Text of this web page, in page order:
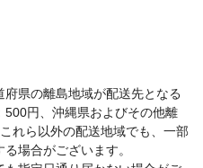
県の離島地域が配送先となる
円、沖縄県およびその他離
れら以外の配送地域でも、一部
場合がございます。